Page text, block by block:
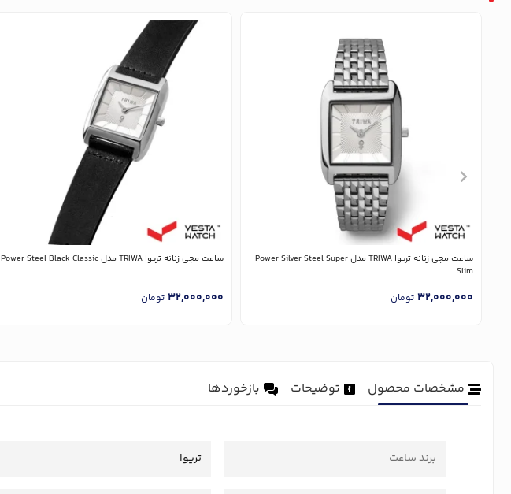
ساعت مچی زنانه تریوا TRIWA مدل Power Silver Steel Super
Slim
32,000,000 تومان
ساعت مچی زنانه تریوا TRIWA مدل Power Steel Black Classic
32,000,000 تومان
مشخصات محصول توضیحات بازخوردها
برند ساعت تریوا